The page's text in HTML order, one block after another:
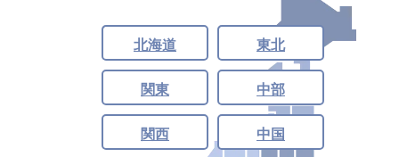
北海道 東北
関東 中部
関西 中国